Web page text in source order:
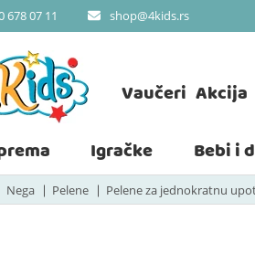
678 07 11 shop@4kids.rs
Vaučeri Akcija
Igračke Bebi i
Nega Pelene Pelene za jednokratnu